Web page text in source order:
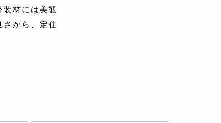
装材には美観
さから、定住